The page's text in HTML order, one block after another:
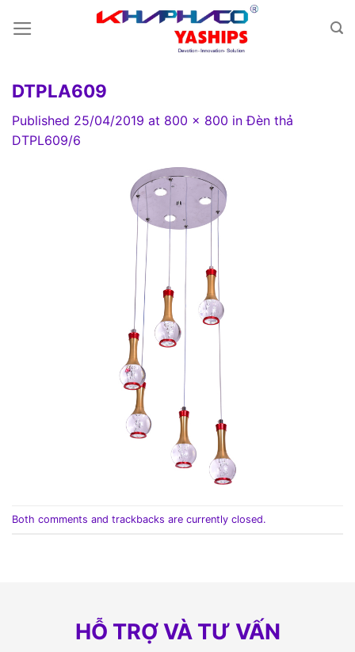
DTPLA609
Published 25/04/2019 at 800 × 800 inĐèn thả
DTPL609/6
Both comments and trackbacks are currently closed.
HỖ TRỢ VÀ TƯ VẤN